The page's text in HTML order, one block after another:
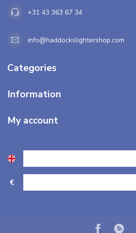
+31 43 363 67 34
info@haddockslightershop.com
Categories
Information
My account
€